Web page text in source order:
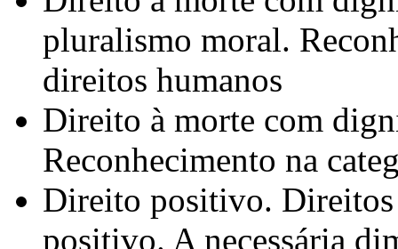
pluralismo moral.
direitos humanos
Direito à morte com
Reconhecimento na
Direito positivo. Direitos
positivo. A necessária